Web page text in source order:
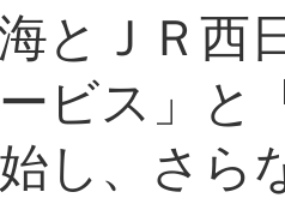
とＪＲ西
ービス」
し、さら